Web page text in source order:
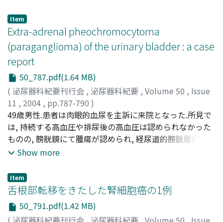
哲朗;
Osamu;Monden, Koichi;Kumon, Hiromi;
Kiyohito
Hoshinaga, Kiyotaka ; Egashira, Toshihisa
Naito, Seiji;Iwamura, Masatsugu;Satoh, Takefumi;
Baba, Shiro
Kamidono, Sadao;Matsukawa, Masanori
Koh;Tsukamoto, Taiji ;Yasuda, Mitsuru;Ishihara,
Satoshi;Deguchi, Takashi Kiyota, Hiroshi
Onodera,
Shoichi;Egawa, Shin;Yamada, Yoji;Muratani, Tetsuro;
Matsumoto, Tetsuro;90260611
均22.4床, 泌尿器科常勤医師数は平均2.6人, 45施設(30%)
で「周術期感染症阻止薬プロトコール」が規定されてい
た.抗菌薬投与のタイミングは「手術開始30分前～開始直
前」が92%, 「術中の追加投与」は44%であった.抗菌薬は
ペニシリン/第1・2世代セフェムを第一選択としたのは消
化管利用手術で78%, 他の術式で約90%, 投与期間は3日以
内が60～90%であった.内服抗菌薬の追加投与は50～60%,
投与期間は消化管利用手術で7日以上, 他の術式では5～7
日であった.以上, 泌尿器科医師の周術期感染阻止薬に対す
る意識は標準化されてきたと考えられた
Item
Extra-adrenal pheochromocytoma
(paraganglioma) of the urinary bladder : a case
report
50_787.pdf(1.64 MB)
( 泌尿器科紀要刊行会 , 泌尿器科紀要 , Volume 50 , Issue
11 , 2004 , pp.787-790 )
Minagawa, Tomonori;Sato, Tomoya;Furuhata,
Masayuki;Hirabayashi, Naoki;Kato, Haruaki;皆川, 倫範;
佐藤, 智哉;古畑, 誠之;平林, 直樹;加藤, 晴朗
49歳男性.患者は肉眼的血尿を主訴に来院となった.所見で
は, 持続する高血圧や排尿後の高血圧は認められなかった
ものの, 膀胱鏡にて腫瘍が認められ, 経尿道的膀胱腫瘍切除
術を施行した.切除標本の病理診断は傍神経節腫であった.
膀胱腫瘍切除術中に高血圧発作を起こすことはなく, 非機
能性の傍神経節腫であった.術後5ヵ月経過現在, 再発を認
められていない
Show more
Item
舌根部転移をきたした腎細胞癌の1例
50_791.pdf(1.42 MB)